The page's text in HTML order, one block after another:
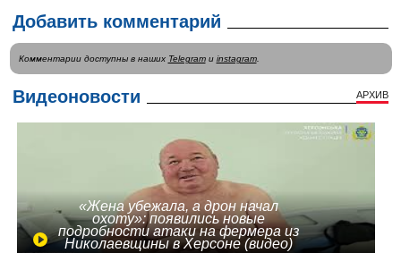
Добавить комментарий
Комментарии доступны в наших Telegramи instagram.
Видеоновости АРХИВ
«Жена убежала, а дрон начал
охоту»: появились новые
подробности атаки на фермера из
Николаевщины в Херсоне (видео)